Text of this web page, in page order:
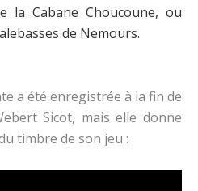
la Cabane Choucoune, ou
de Nemours.
a été enregistrée à la fin de
Sicot, mais elle donne
timbre de son jeu :